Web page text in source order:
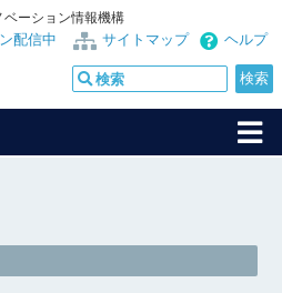
ーション情報機構
ヘルプ
サイトマップ
配信中